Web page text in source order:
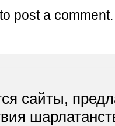
to post a comment.
сайты,